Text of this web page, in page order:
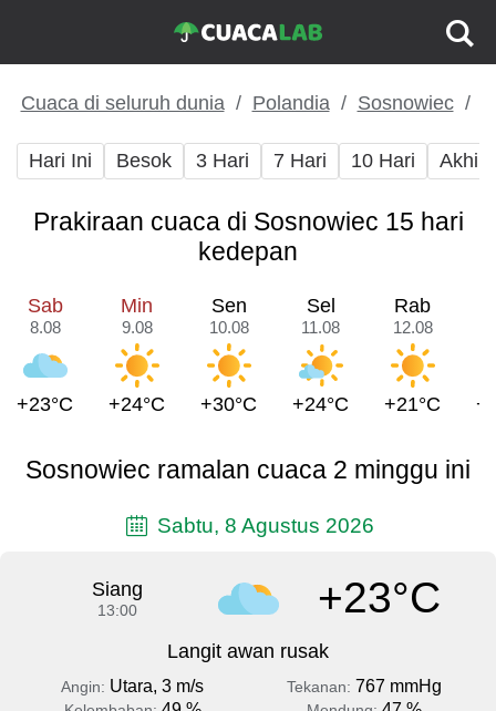
Cuaca di seluruh dunia Polandia Sosnowiec
Hari Ini Besok 3 Hari 7 Hari 10 Hari Akhir
Prakiraan cuaca di Sosnowiec 15 hari
kedepan
Sab
8.08
+23°C
Min
9.08
+24°C
Sen
10.08
+30°C
Sel
11.08
+24°C
Rab
12.08
+21°C
Sosnowiec ramalan cuaca 2 minggu ini
Sabtu, 8 Agustus 2026
Siang
13:00 +23°C
Langit awan rusak
Angin: Utara, 3 m/s Tekanan: 767 mmHg